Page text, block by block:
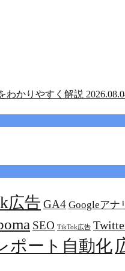
わかりやすく解説
広告 GA4 Googleアナ
SEO TikTok広告
ポート自動化